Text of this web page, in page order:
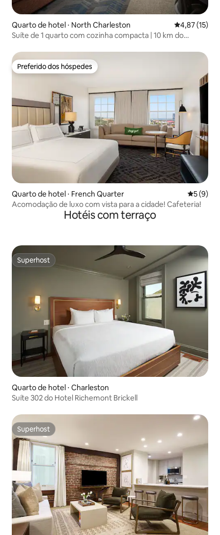
Quarto de hotel ⋅ North Charleston 4,87 de uma
4,87 (15)
Suíte de 1 quarto com cozinha compacta | 10 km do
Preferido dos hóspedes
Preferido dos hóspedes
Quarto de hotel ⋅ French Quarter 5 de
5 (9)
Acomodação de luxo com vista para a cidade! Cafeteria!
Hotéis com terraço
Superhost
Superhost
Quarto de hotel ⋅ Charleston
Suíte 302 do Hotel Richemont Brickell
Superhost
Superhost